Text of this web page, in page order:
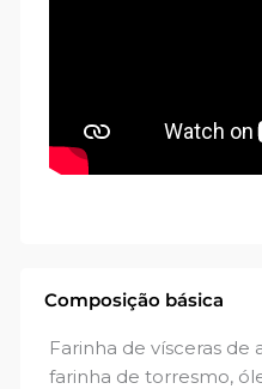
Composição básica
Farinha de vísceras de
farinha de torresmo,